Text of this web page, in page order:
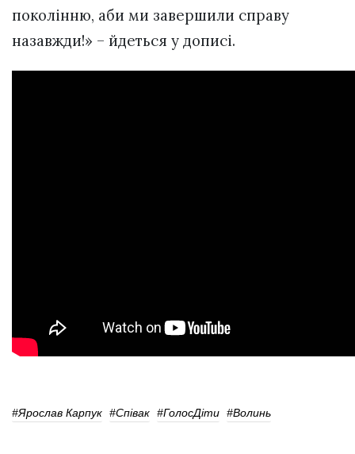
поколінню, аби ми завершили справу
назавжди!» – йдеться у дописі.
#Ярослав Карпук #співак #ГолосДіти #волинь